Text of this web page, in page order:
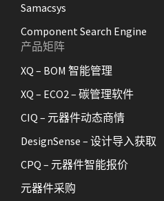
Samacsys
Component Search Engine
产品矩阵
XQ – BOM 智能管理
XQ – ECO2 – 碳管理软件
CIQ – 元器件动态商情
DesignSense – 设计导入获取
CPQ – 元器件智能报价
元器件采购